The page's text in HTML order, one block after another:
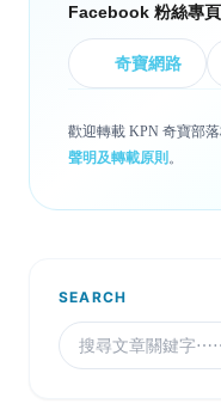
Facebook 粉絲專頁
奇寶網路
歡迎轉載 KPN 奇寶部
聲明及轉載原則 。
SEARCH